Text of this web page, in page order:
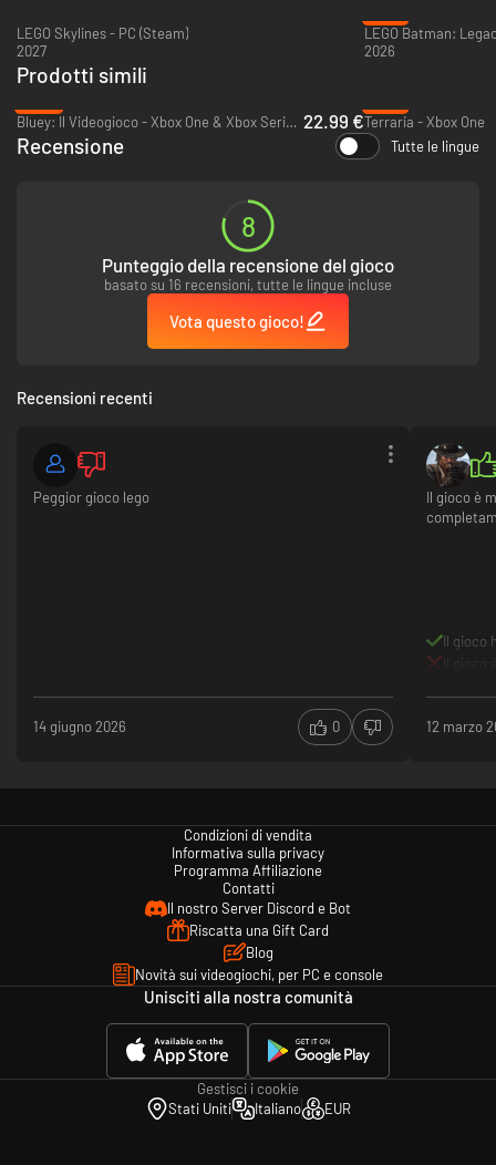
LEGO Skylines - PC (Steam)
2027
2026
Prodotti simili
Bluey: Il Videogioco - Xbox One & Xbox Series X|S 22.99 €Terraria - Xbox One
Recensione Tutte le lingue
8
Punteggio della recensione del gioco
basato su 16 recensioni, tutte le lingue incluse
Vota questo gioco!
Recensioni recenti
Peggior gioco lego
14 giugno 2026 0
Il gioco è
Il gioco
12 marzo
Condizioni di vendita
Informativa sulla privacy
Programma Affiliazione
Contatti
Il nostro Server Discord e Bot
Riscatta una Gift Card
Blog
Novità sui videogiochi, per PC e console
Unisciti alla nostra comunità
Gestisci i cookie
Stati Uniti
Italiano EUR